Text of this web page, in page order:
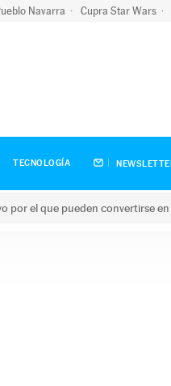
Navarra Cupra Star Wars
TECNOLOGÍA
por el que pueden convertirse